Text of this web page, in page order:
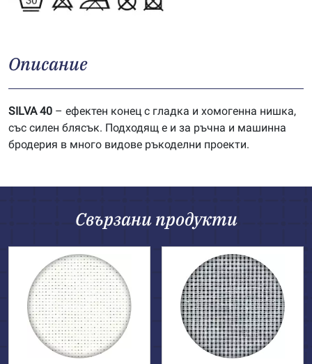
Описание
SILVA 40 – ефектен конец с гладка и хомогенна нишка,
със силен блясък. Подходящ е и за ръчна и машинна
бродерия в много видове ръкоделни проекти.
Свързани продукти